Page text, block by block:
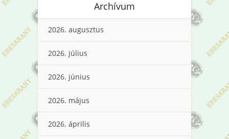
Archívum
2026. augusztus
2026. július
2026. június
2026. május
2026. április